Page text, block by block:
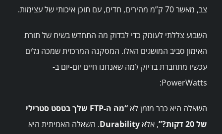
צב, מאשר 70 ק”מ מהירים, חדים, עם תוכן איכותי של עצימות.
השבוע צללתי לעומק כדי לבדוק מה התחדש בשיח של תורת
האימון סביב המושגים האלו. המסקנה המרכזית שמכה גלים
עכשיו מתחברת בדיוק למה שאנחנו חיים יום-יום ב-
PowerWatts:
השאלה היא כבר מזמן לא
“מה ה-FTP שלך בטסט סטרילי
של 20 דקות?”
, אלא Durability. השאלה האמיתית היא